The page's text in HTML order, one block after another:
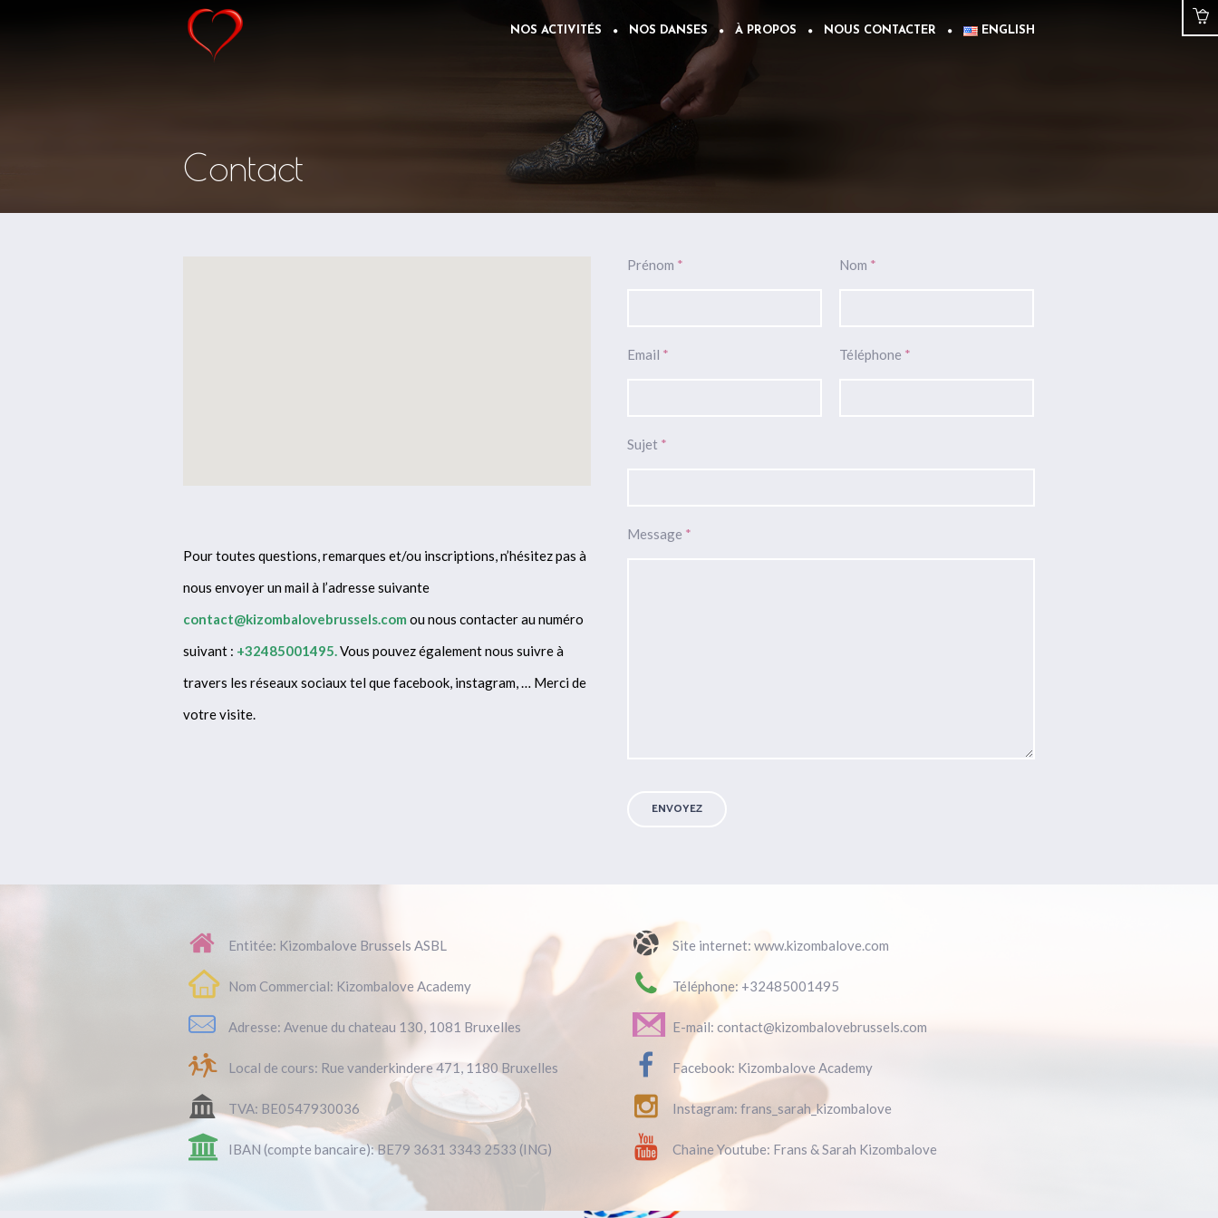
NOS ACTIVITÉS NOS DANSES À PROPOS NOUS CONTACTER ENGLISH
Contact
Pour toutes questions, remarques et/ou inscriptions, n’hésitez pas à
nous envoyer un mail à l’adresse suivante
contact@kizombalovebrussels.com ou nous contacter au numéro
suivant : +32485001495.Vous pouvez également nous suivre à
travers les réseaux sociaux tel que facebook, instagram, … Merci de
votre visite.
Prénom * Nom *
Email * Téléphone *
Sujet *
Message *
ENVOYEZ
Entitée: Kizombalove Brussels ASBL
Nom Commercial: Kizombalove Academy
Adresse: Avenue du chateau 130, 1081 Bruxelles
Local de cours: Rue vanderkindere 471, 1180 Bruxelles
TVA: BE0547930036
IBAN (compte bancaire): BE79 3631 3343 2533 (ING)
Site internet: www.kizombalove.com
Téléphone: +32485001495
E-mail: contact@kizombalovebrussels.com
Facebook: Kizombalove Academy
Instagram: frans_sarah_kizombalove
Chaine Youtube: Frans & Sarah Kizombalove